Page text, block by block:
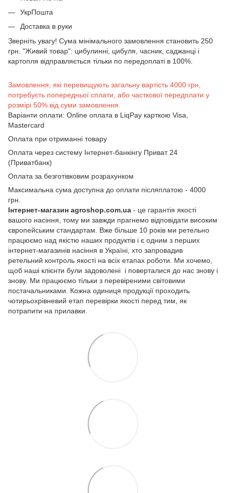
УкрПошта
Доставка в руки
Зверніть увагу! Сума мінімального замовлення становить 250
грн. "Живий товар": цибулинні, цибуля, часник, саджанці і
картопля відправляється тільки по передоплаті в 100%.
Замовлення, які перевищують загальну вартість 4000 грн,
потребуєть попередньої сплати, або часткової передплати у
розмірі 50% від суми замовлення.
Варіанти оплати: Online оплата в LiqPay карткою Visa,
Mastercard
Оплата при отриманні товару
Оплата через систему Інтернет-банкінгу Приват 24
(Приватбанк)
Оплата за безготівковим розрахунком
Максимальна сума доступна до оплати післяплатою - 4000
грн.
Інтернет-магазин agroshop.com.ua - це гарантія якості
вашого насіння, тому ми завжди прагнемо відповідати високим
європейським стандартам. Вже більше 10 років ми ретельно
працюємо над якістю наших продуктів і є одним з перших
інтернет-магазинів насіння в Україні, хто запровадив
ретельний контроль якості на всіх етапах роботи. Ми хочемо,
щоб наші клієнти були задоволені і поверталися до нас знову і
знову. Ми працюємо тільки з перевіреними світовими
постачальниками. Кожна одиниця продукції проходить
чотирьохрівневий етап перевірки якості перед тим, як
потрапити на прилавки.